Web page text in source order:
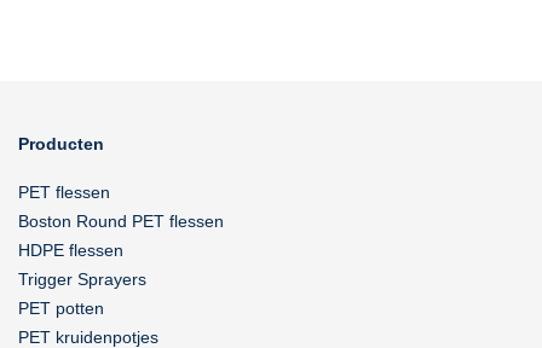
Producten
PET flessen
Boston Round PET flessen
HDPE flessen
Trigger Sprayers
PET potten
PET kruidenpotjes